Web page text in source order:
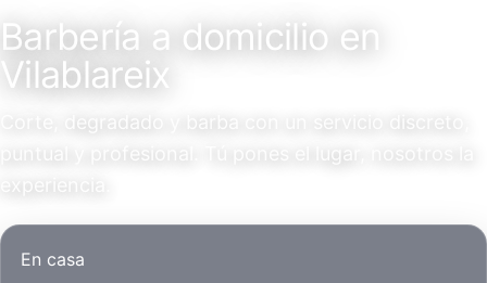
Barbería a domicilio en
Vilablareix
Corte, degradado y barba con un servicio discreto,
puntual y profesional. Tú pones el lugar, nosotros la
En casa